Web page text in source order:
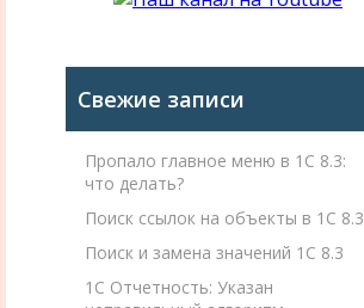
Свежие записи
Пропало главное меню в 1С 8.3:
что делать?
Поиск ссылок на объекты в 1С 8.3
Поиск и замена значений 1С 8.3
1С Отчетность: Указан